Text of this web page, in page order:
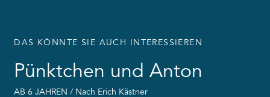
DAS KÖNNTE SIE AUCH INTERESSIEREN
Pünktchen und Anton
AB 6 JAHREN / Nach Erich Kästner